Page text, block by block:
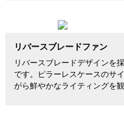
リバースブレードファン
リバースブレードデザインを
です。ピラーレスケースのサ
がら鮮やかなライティングを